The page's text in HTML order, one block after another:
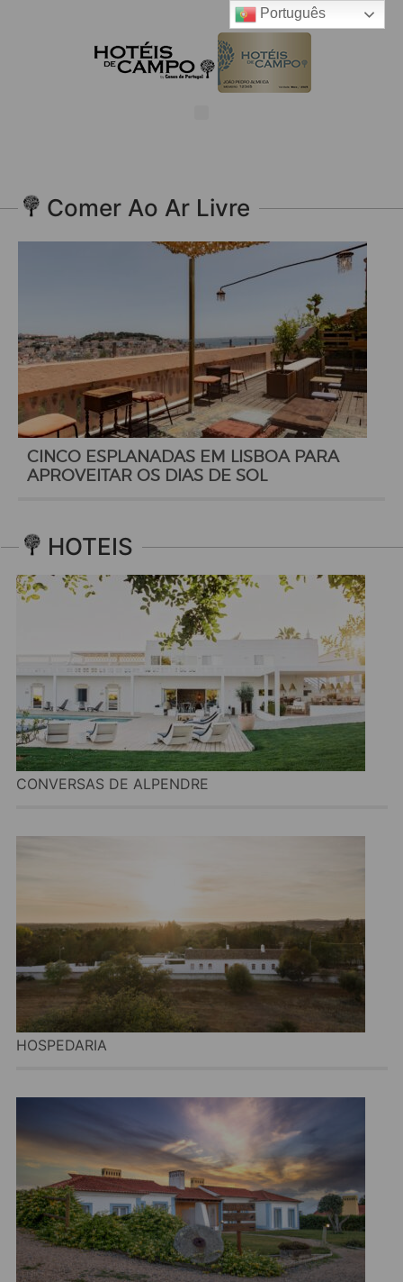
Comer Ao Ar Livre
CINCO ESPLANADAS EM LISBOA PARA
APROVEITAR OS DIAS DE SOL
HOTEIS
CONVERSAS DE ALPENDRE
HOSPEDARIA
Português